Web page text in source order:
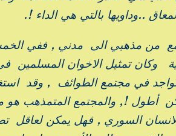
..وداويها بالتي هي الداء !.
من مذهبي الى مدني , ففي
وكان تمثيل الاخوان المسلمين
في مجتمع الطوائف , وقد
أطول !, والمجتمع المتمذهب هو
الانسان السوري , فهل يمكن